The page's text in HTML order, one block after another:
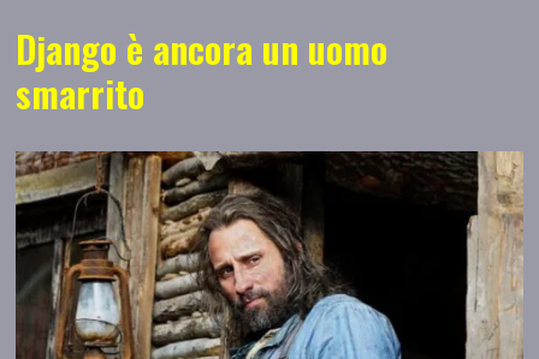
Django è ancora un uomo
smarrito